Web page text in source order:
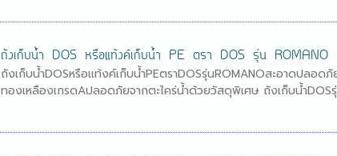
ถังเก็บน้ำ DOS หรือแท้งค์เก็บน้ำ PE ตรา DOS รุ่น ROMANO
ถังเก็บน้ำDOSหรือแท้งค์เก็บน้ำPEตราDOSรุ่นROMANOสะอาดปล
ทองเหลืองเกรดAปลอดภัยจากตะไคร่น้ำด้วยวัสดุพิเศษ ถังเก็บน้ำDOSรุ่